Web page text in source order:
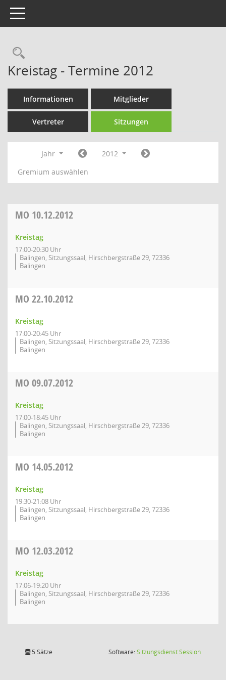
Toggle navigation
Rechercheauswahl
Kreistag - Termine 2012
Informationen Mitglieder
Vertreter Sitzungen
Jahr
2012
Gremium auswählen
MO 10.12.2012
Kreistag
17:00-20:30 Uhr
Balingen, Sitzungssaal, Hirschbergstraße 29, 72336
Balingen
MO 22.10.2012
Kreistag
17:00-20:45 Uhr
Balingen, Sitzungssaal, Hirschbergstraße 29, 72336
Balingen
MO 09.07.2012
Kreistag
17:00-18:45 Uhr
Balingen, Sitzungssaal, Hirschbergstraße 29, 72336
Balingen
MO 14.05.2012
Kreistag
19:30-21:08 Uhr
Balingen, Sitzungssaal, Hirschbergstraße 29, 72336
Balingen
MO 12.03.2012
Kreistag
17:06-19:20 Uhr
Balingen, Sitzungssaal, Hirschbergstraße 29, 72336
Balingen
5 Sätze Software:SitzungsdienstSession(Wird in